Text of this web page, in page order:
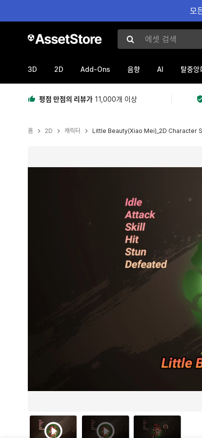
모
에셋 검색
3D 2D Add-Ons 음향 AI 탈중앙
평점 만점의 리뷰가 11,000개 이상
홈 2D 캐릭터 Little Beauty(Xiao Mei)_2D Character